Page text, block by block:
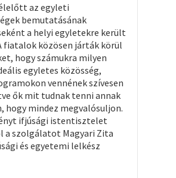
az egyleti
bemutatásának
a helyi egyletekre került
fiatalok közösen járták körül
hogy számukra milyen
egyletes közösség,
vennének szívesen
ők mit tudnak tenni annak
hogy mindez megvalósuljon.
ifjúsági istentisztelet
a szolgálatot Magyari Zita
és egyetemi lelkész